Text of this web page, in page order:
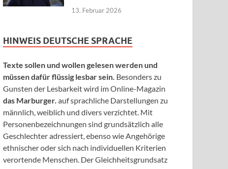
13. Februar 2026
HINWEIS DEUTSCHE SPRACHE
Texte sollen und wollen gelesen werden und
müssen dafür flüssig lesbar sein. Besonders zu
Gunsten der Lesbarkeit wird im Online-Magazin
das Marburger. auf sprachliche Darstellungen zu
männlich, weiblich und divers verzichtet. Mit
Personenbezeichnungen sind grundsätzlich alle
Geschlechter adressiert, ebenso wie Angehörige
ethnischer oder sich nach individuellen Kriterien
verortende Menschen. Der Gleichheitsgrundsatz